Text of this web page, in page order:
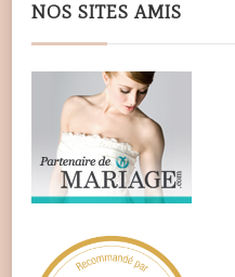
NOS SITES AMIS